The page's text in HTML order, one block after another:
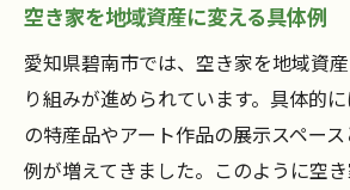
空き家を地域資産に変える具体例
愛知県碧南市では、空き家を地域資
り組みが進められています。具体的
の特産品やアート作品の展示スペー
例が増えてきました。このように空